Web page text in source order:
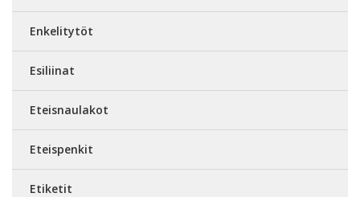
Enkelitytöt
Esiliinat
Eteisnaulakot
Eteispenkit
Etiketit